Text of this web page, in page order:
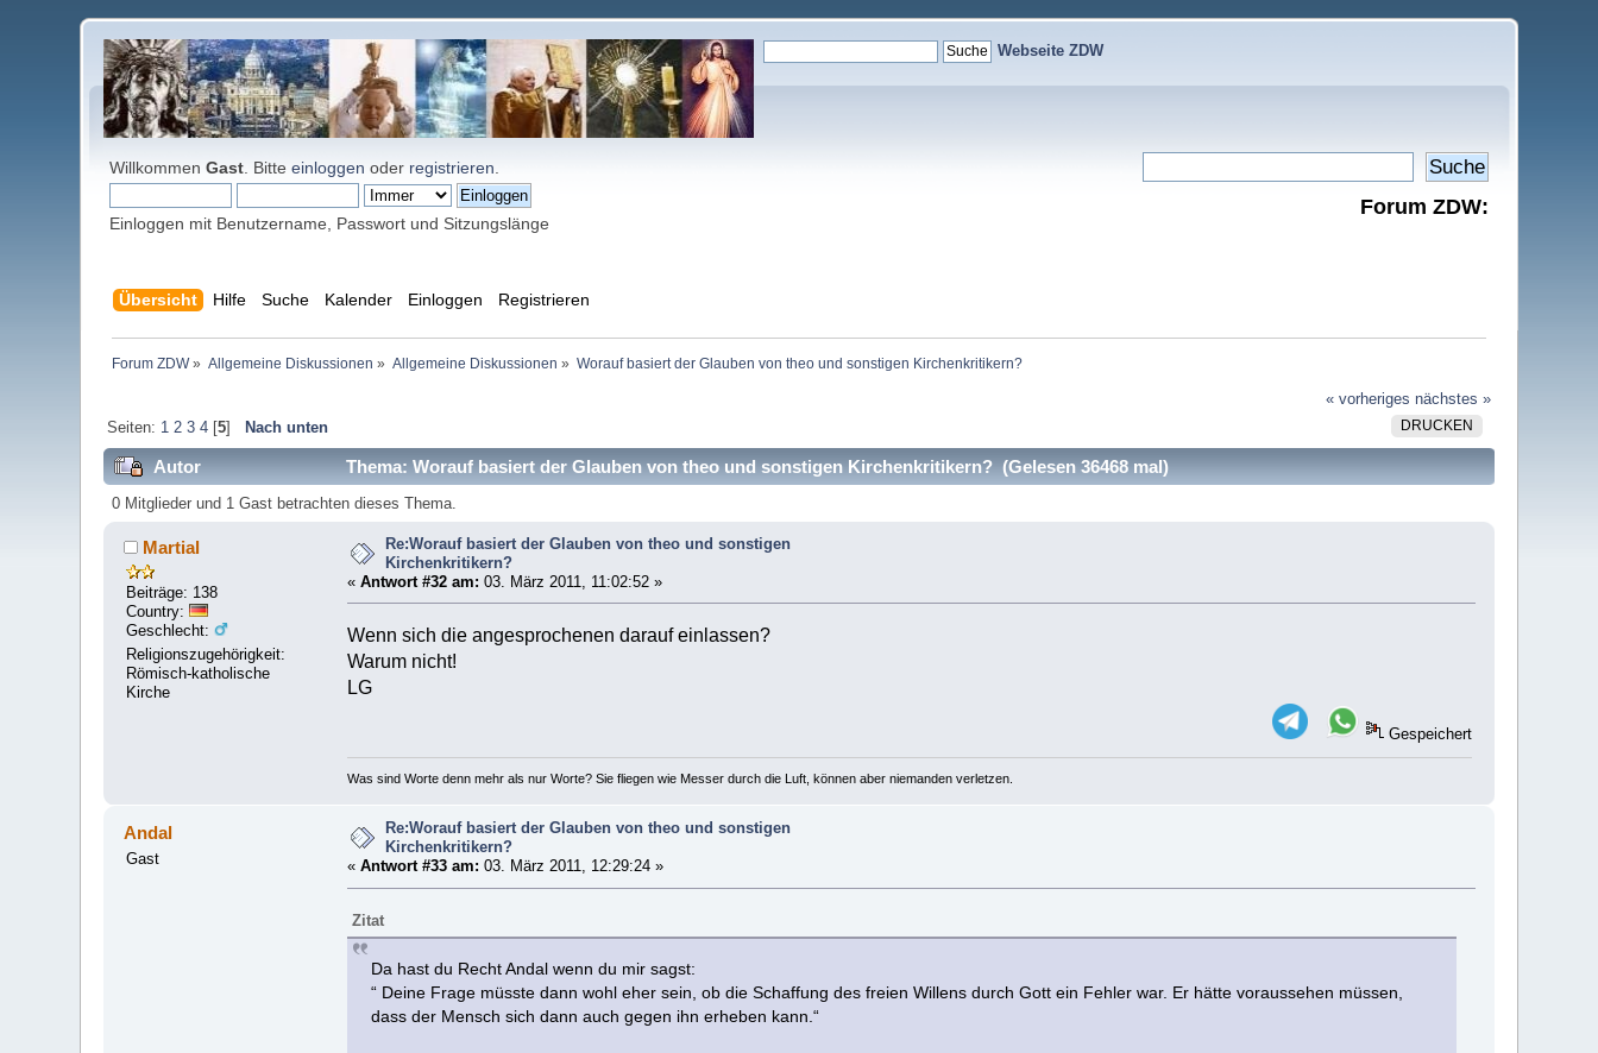
Webseite ZDW
WillkommenGast . Bitteeinloggen oder registrieren
Einloggen mit Benutzername, Passwort und Sitzungslänge
Forum ZDW:
Übersicht Hilfe Suche Kalender Einloggen Registrieren
Forum ZDW» Allgemeine Diskussionen » Allgemeine Diskussionen » Worauf basiert der Glauben von theo und sonstigen Kirchenkritikern?
« vorheriges nächstes »
DRUCKEN
Seiten: 1 2 3 4[5] Nach unten
Autor Thema: Worauf basiert der Glauben von theo und sonstigen Kirchenkritikern? (Gelesen 36468 mal)
0 Mitglieder und 1 Gast betrachten dieses Thema.
Martial
Beiträge: 138
Country:
Geschlecht:
Religionszugehörigkeit:
Römisch-katholische
Kirche
Re:Worauf basiert der Glauben von theo und sonstigen
Kirchenkritikern?
« Antwort #32 am: 03. März 2011, 11:02:52 »
Wenn sich die angesprochenen darauf einlassen?
Warum nicht!
LG
Gespeichert
Was sind Worte denn mehr als nur Worte? Sie fliegen wie Messer durch die Luft, können aber niemanden verletzen.
Andal
Gast
Re:Worauf basiert der Glauben von theo und sonstigen
Kirchenkritikern?
« Antwort #33 am: 03. März 2011, 12:29:24 »
Zitat
Da hast du Recht Andal wenn du mir sagst:
“ Deine Frage müsste dann wohl eher sein, ob die Schaffung des freien Willens durch Gott ein Fehler war. Er hätte voraussehen müssen,
dass der Mensch sich dann auch gegen ihn erheben kann.“